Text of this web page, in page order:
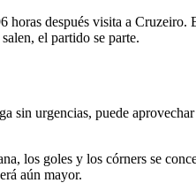
después visita a Cruzeiro.
el partido se parte.
urgencias, puede
los goles y los córners se
aún mayor.